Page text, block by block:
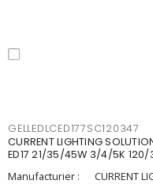
GELLEDLCED177SC120347
CURRENT LIGHTING
ED17 21/35/45W 3/4/5K 120/
Manufacturier :
CURRENT